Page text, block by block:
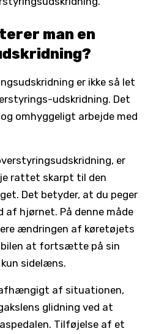
man en
er ikke så let
udskridning. Det
omhyggeligt arbejde med
er
rattet skarpt til den
Det betyder, at du peger
af hjørnet. På denne måde
ændringen af køretøjets
bilen at fortsætte på sin
sidelæns.
af situationen,
glidning ved at
Tilføjelse af et